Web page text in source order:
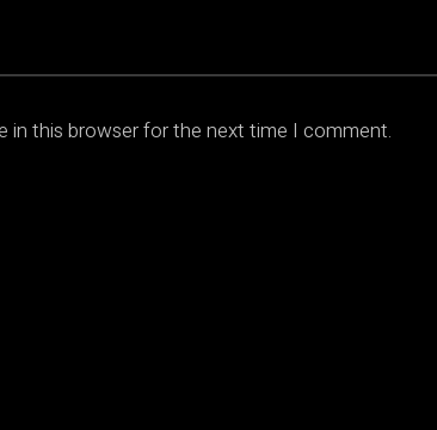
in this browser for the next time I comment.